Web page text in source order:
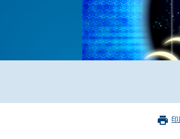
アライアンス事業
BRIDGE量子関連施策